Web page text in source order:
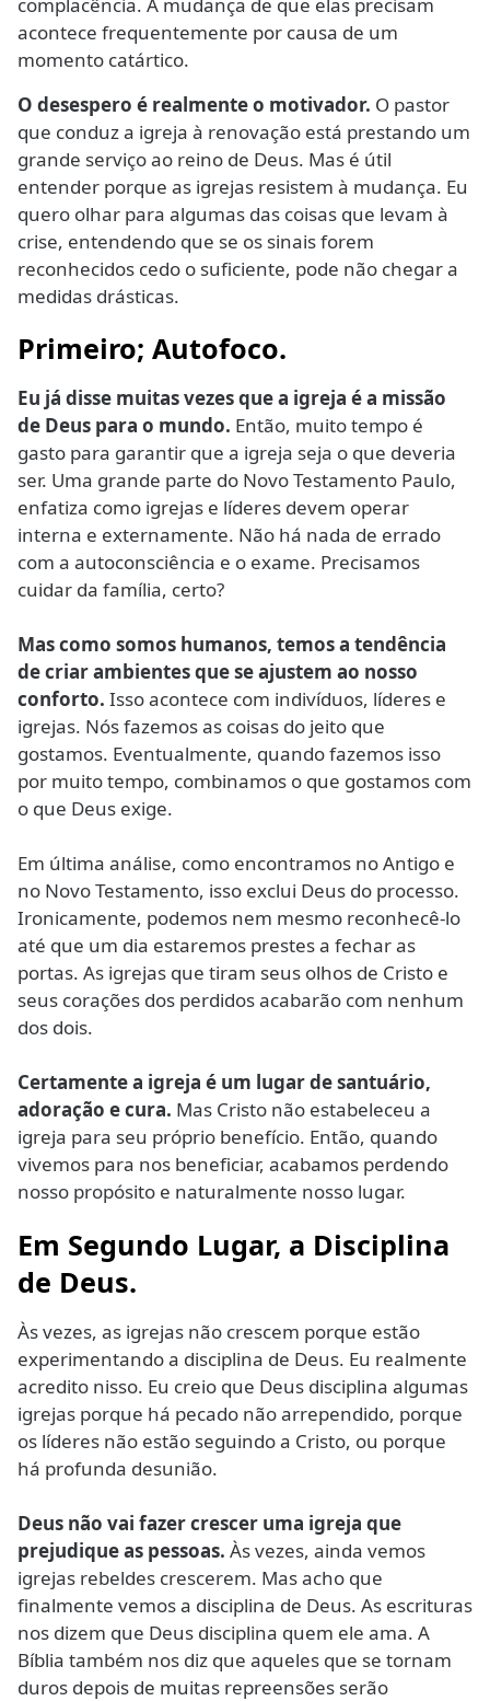
acontece frequentemente por causa de um
momento catártico.
O desespero é realmente o motivador. O pastor
que conduz a igreja à renovação está prestando um
grande serviço ao reino de Deus. Mas é útil
entender porque as igrejas resistem à mudança. Eu
quero olhar para algumas das coisas que levam à
crise, entendendo que se os sinais forem
reconhecidos cedo o suficiente, pode não chegar a
medidas drásticas.
Primeiro; Autofoco.
Eu já disse muitas vezes que a igreja é a missão
de Deus para o mundo. Então, muito tempo é
gasto para garantir que a igreja seja o que deveria
ser. Uma grande parte do Novo Testamento Paulo,
enfatiza como igrejas e líderes devem operar
interna e externamente. Não há nada de errado
com a autoconsciência e o exame. Precisamos
cuidar da família, certo?
Mas como somos humanos, temos a tendência
de criar ambientes que se ajustem ao nosso
conforto. Isso acontece com indivíduos, líderes e
igrejas. Nós fazemos as coisas do jeito que
gostamos. Eventualmente, quando fazemos isso
por muito tempo, combinamos o que gostamos com
o que Deus exige.
Em última análise, como encontramos no Antigo e
no Novo Testamento, isso exclui Deus do processo.
Ironicamente, podemos nem mesmo reconhecê-lo
até que um dia estaremos prestes a fechar as
portas. As igrejas que tiram seus olhos de Cristo e
seus corações dos perdidos acabarão com nenhum
dos dois.
Certamente a igreja é um lugar de santuário,
adoração e cura. Mas Cristo não estabeleceu a
igreja para seu próprio benefício. Então, quando
vivemos para nos beneficiar, acabamos perdendo
nosso propósito e naturalmente nosso lugar.
Em Segundo Lugar, a Disciplina
de Deus.
Às vezes, as igrejas não crescem porque estão
experimentando a disciplina de Deus. Eu realmente
acredito nisso. Eu creio que Deus disciplina algumas
igrejas porque há pecado não arrependido, porque
os líderes não estão seguindo a Cristo, ou porque
há profunda desunião.
Deus não vai fazer crescer uma igreja que
prejudique as pessoas. Às vezes, ainda vemos
igrejas rebeldes crescerem. Mas acho que
finalmente vemos a disciplina de Deus. As escrituras
nos dizem que Deus disciplina quem ele ama. A
Bíblia também nos diz que aqueles que se tornam
duros depois de muitas repreensões serão